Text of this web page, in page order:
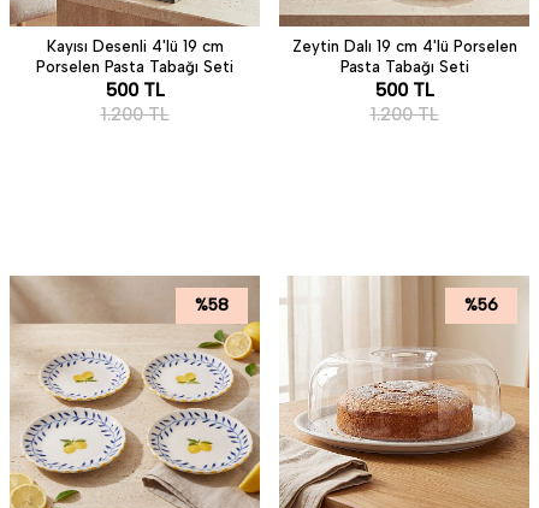
Kayısı Desenli 4'lü 19 cm
Porselen Pasta Tabağı Seti
500TL
1.200TL
Zeytin Dalı 19 cm 4'lü Porselen
Pasta Tabağı Seti
500TL
1.200TL
%58 %56